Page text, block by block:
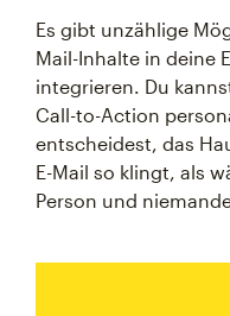
Es gibt unzählige
Mail-Inhalte in deine
integrieren. Du
Call-to-Action
entscheidest, das
E-Mail so klingt, als
Person und